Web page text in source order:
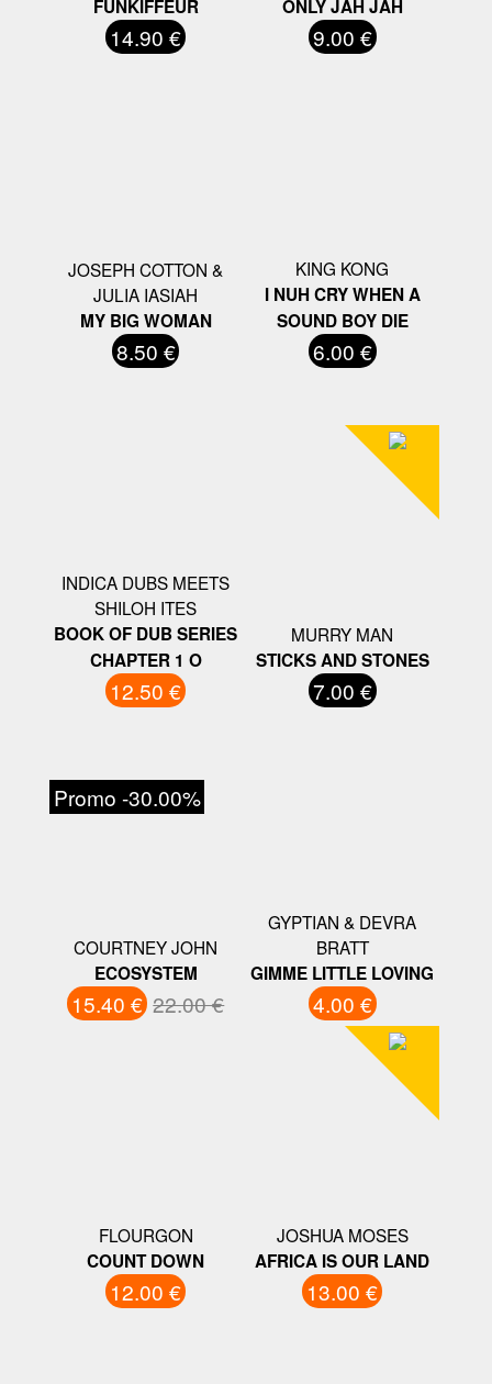
FUNKIFFEUR
14.90 €
ONLY JAH JAH
9.00 €
JOSEPH COTTON &
JULIA IASIAH
MY BIG WOMAN
8.50 €
KING KONG
I NUH CRY WHEN A
SOUND BOY DIE
6.00 €
INDICA DUBS MEETS
SHILOH ITES
BOOK OF DUB SERIES
CHAPTER 1 O
12.50 €
MURRY MAN
STICKS AND STONES
7.00 €
Promo -30.00%
COURTNEY JOHN
ECOSYSTEM
15.40 € 22.00 €
GYPTIAN & DEVRA
BRATT
GIMME LITTLE LOVING
4.00 €
FLOURGON
COUNT DOWN
12.00 €
JOSHUA MOSES
AFRICA IS OUR LAND
13.00 €